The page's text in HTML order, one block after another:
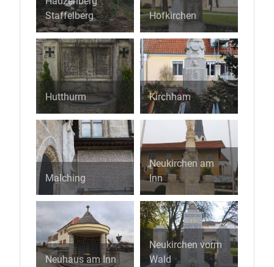
Staffelberg
Hofkirchen
Hutthurm Kirchham
Malching
Neukirchen am
Inn
Neuhaus am Inn
Neukirchen vorm
Wald